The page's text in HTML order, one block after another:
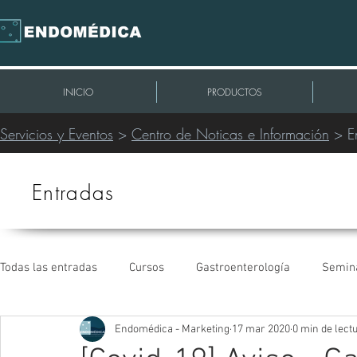
INICIO PRODUCTOS
Servicios y Eventos > Centro de Noticas e Información >
Entradas
Todas las entradas Cursos Gastroenterología
Intervencionismo Periférico Extracción de Cables
Endomédica - Marketing 17 mar 2020 0 min de